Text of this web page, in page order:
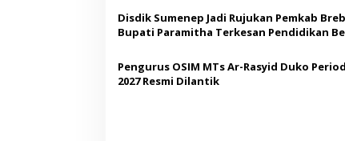
s
Disdik Sumenep Jadi Rujukan Pemkab
Bupati Paramitha Terkesan Pendidikan
Pengurus OSIM MTs Ar-Rasyid Duko
2027 Resmi Dilantik